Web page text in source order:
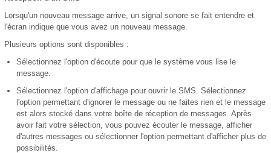
Lorsqu'un nouveau message arrive, un signal sonore se fait entendre et
l'écran indique que vous avez un nouveau message.
Plusieurs options sont disponibles :
Sélectionnez l'option d'écoute pour que le système vous lise le
message.
Sélectionnez l'option d'affichage pour ouvrir le SMS. Sélectionnez
l'option permettant d'ignorer le message ou ne faites rien et le message
est alors stocké dans votre boîte de réception de messages. Après
avoir fait votre sélection, vous pouvez écouter le message, afficher
d'autres messages ou sélectionner l'option permettant d'afficher plus de
possibilités.